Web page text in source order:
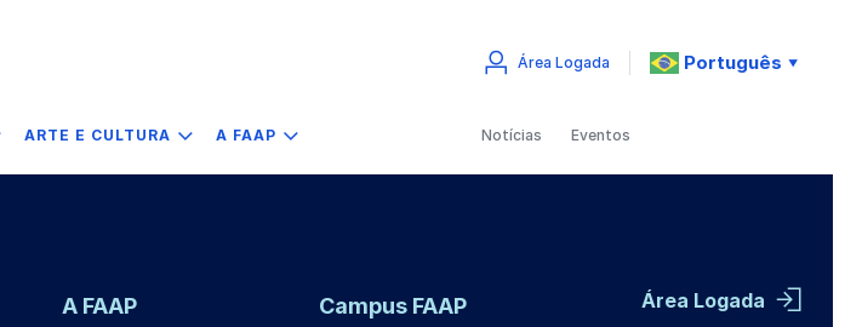
ARTE E CULTURA A FAAP
Área Logada Português ▼
Notícias Eventos
A FAAP Campus FAAP
Área Logada